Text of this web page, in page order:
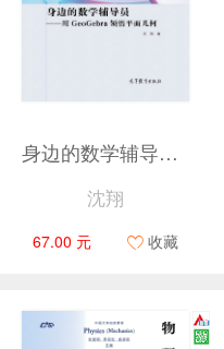
身边的数学辅导员——用GeoGebra领悟平面几何
沈翔
67.00 元 收藏